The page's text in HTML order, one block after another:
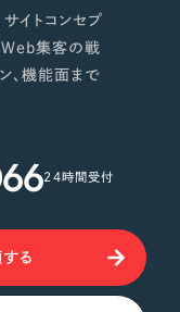
イトコンセプ
Web集客の戦
、機能面まで
24時間受付
る